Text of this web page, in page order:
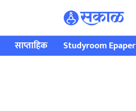
साप्ताहिक Studyroom Epaper